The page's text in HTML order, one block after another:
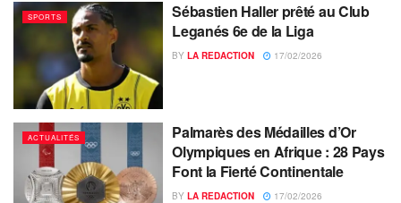
SPORTS
Sébastien Haller prêté au Club
Leganés 6e de la Liga
BY LA REDACTION 17/02/2026
ACTUALITÉS
Palmarès des Médailles d’Or
Olympiques en Afrique : 28 Pays
Font la Fierté Continentale
BY LA REDACTION 17/02/2026